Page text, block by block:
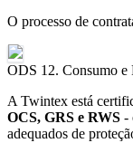
O processo de
ODS 12. Consumo e
A Twintex está
OCS, GRS e RWS -
adequados de